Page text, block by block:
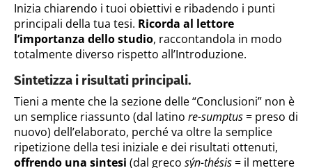
Inizia chiarendo i tuoi obiettivi e ribadendo i punti
principali della tua tesi. Ricorda al lettore
l’importanza dello studio, raccontandola in modo
totalmente diverso rispetto all’Introduzione.
Sintetizza i risultati principali.
Tieni a mente che la sezione delle “Conclusioni” non è
un semplice riassunto (dal latino re-sumptus= preso di
nuovo) dell’elaborato, perché va oltre la semplice
ripetizione della tesi iniziale e dei risultati ottenuti,
offrendo una sintesi (dal greco sýn-thésis= il mettere